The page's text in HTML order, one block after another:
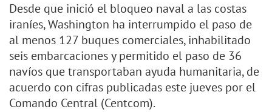
Desde que inició el bloqueo naval a las costas
iraníes, Washington ha interrumpido el paso de
al menos 127 buques comerciales, inhabilitado
seis embarcaciones y permitido el paso de 36
navíos que transportaban ayuda humanitaria, de
acuerdo con cifras publicadas este jueves por el
Comando Central (Centcom).